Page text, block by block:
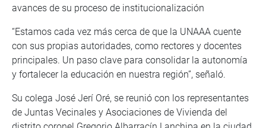
avances de su proceso de institucionalización
“Estamos cada vez más cerca de que la UNAAA cuente
con sus propias autoridades, como rectores y docentes
principales. Un paso clave para consolidar la autonomía
y fortalecer la educación en nuestra región”, señaló.
Su colega José Jerí Oré, se reunió con los representantes
de Juntas Vecinales y Asociaciones de Vivienda del